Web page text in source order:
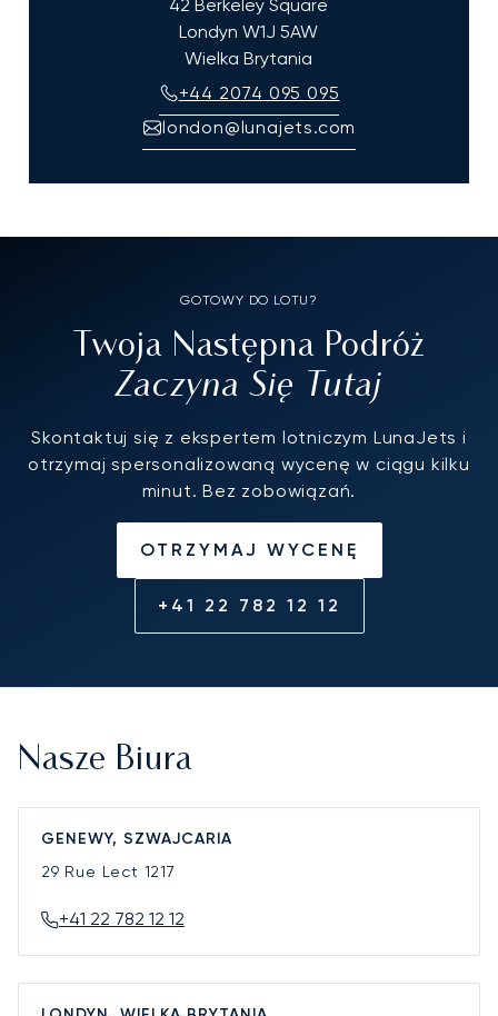
42 Berkeley Square
Londyn W1J 5AW
Wielka Brytania
+44 2074 095 095
london@lunajets.com
GOTOWY DO LOTU?
Twoja Następna Podróż
Zaczyna Się Tutaj
Skontaktuj się z ekspertem lotniczym LunaJets i
otrzymaj spersonalizowaną wycenę w ciągu kilku
minut. Bez zobowiązań.
OTRZYMAJ WYCENĘ
+41 22 782 12 12
Nasze Biura
GENEWY, SZWAJCARIA
29 Rue Lect 1217
+41 22 782 12 12